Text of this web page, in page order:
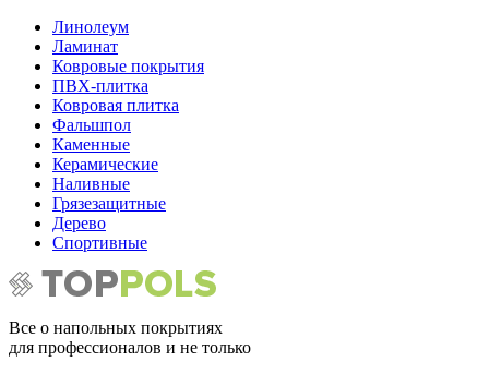
Линолеум
Ламинат
Ковровые покрытия
ПВХ-плитка
Ковровая плитка
Фальшпол
Каменные
Керамические
Наливные
Грязезащитные
Дерево
Спортивные
Все о напольных покрытиях
для профессионалов и не только